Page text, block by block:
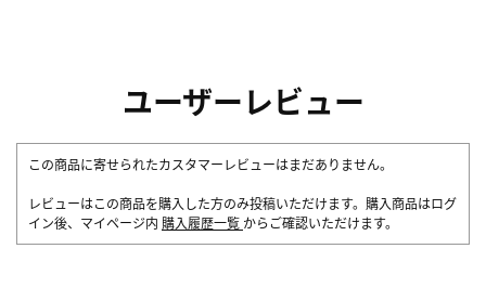
ユーザーレビュー
この商品に寄せられたカスタマーレビューはまだありません。
レビューはこの商品を購入した方のみ投稿いただけます。購入商品はログ
イン後、マイページ内 購入履歴一覧 からご確認いただけます。